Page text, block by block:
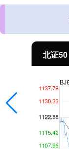
北证50